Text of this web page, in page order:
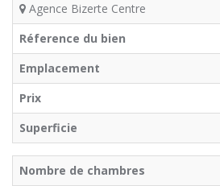
Agence Bizerte Centre
Réference du bien
Emplacement
Prix
Superficie
Nombre de chambres